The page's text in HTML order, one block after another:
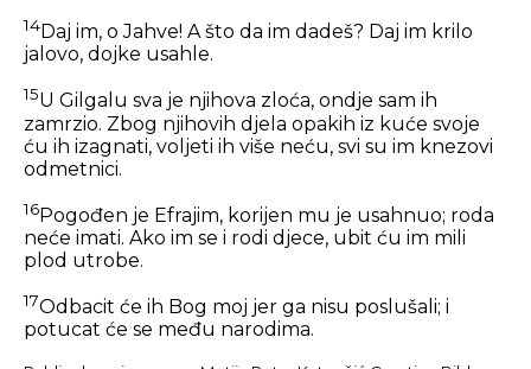
14Daj im, o Jahve! A što da im dadeš? Daj im krilo
jalovo, dojke usahle.
15U Gilgalu sva je njihova zloća, ondje sam ih
zamrzio. Zbog njihovih djela opakih iz kuće svoje
ću ih izagnati, voljeti ih više neću, svi su im knezovi
odmetnici.
16Pogođen je Efrajim, korijen mu je usahnuo; roda
neće imati. Ako im se i rodi djece, ubit ću im mili
plod utrobe.
17Odbacit će ih Bog moj jer ga nisu poslušali; i
potucat će se među narodima.